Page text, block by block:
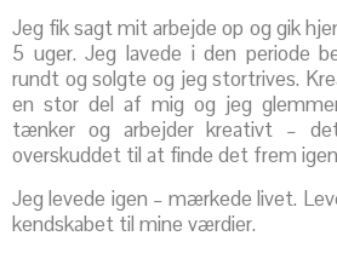
Jeg fik sagt mit arbejde op og gik
5 uger. Jeg lavede i den periode
rundt og solgte og jeg stortrives.
en stor del af mig og jeg
tænker og arbejder kreativt –
overskuddet til at finde det frem
Jeg levede igen – mærkede livet.
kendskabet til mine værdier.